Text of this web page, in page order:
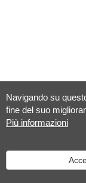
Navigando su
fine del suo
Più informazioni